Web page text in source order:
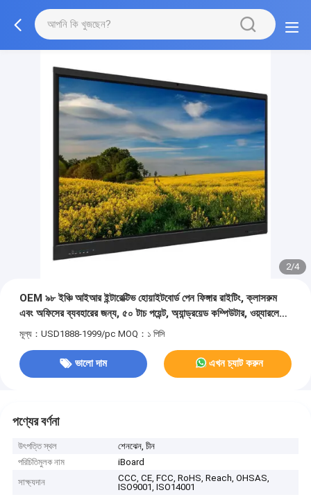
2/4
OEM ৯৮ ইঞ্চি আইআর ইন্টারেক্টিভ হোয়াইটবোর্ড পেন ফিঙ্গার রাইটিং, ক্লাসরুম
এবং অফিসের ব্যবহারের জন্য, ৫০ টাচ পয়েন্ট, অ্যান্ড্রয়েড কম্পিউটার, ওয়্যারলেস
শেয়ার, ইউএসবি, এইচডিএমআই সংযোগ
মূল্য：USD1888-1999/pc MOQ：১ পিসি
ভালো দাম এখন চ্যাট করুন
পণ্যের বর্ণনা
উৎপত্তি স্থল
শেনঝেন, চীন
পরিচিতিমুলক নাম
iBoard
সাক্ষ্যদান
CCC, CE, FCC, RoHS, Reach, OHSAS,
ISO9001, ISO14001